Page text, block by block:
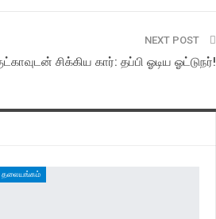
NEXT POST
சிக்கிய கார்: தப்பி ஓடிய ஓட்டுநர்!
தலையங்கம்